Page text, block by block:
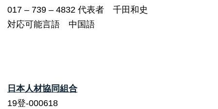
017 – 739 – 4832 代表者 千田和史
対応可能言語 中国語
日本人材協同組合
19登-000618